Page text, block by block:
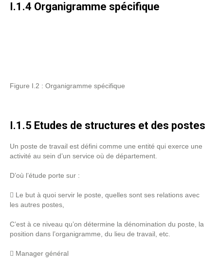
I.1.4 Organigramme spécifique
Figure I.2 : Organigramme spécifique
I.1.5 Etudes de structures et des postes
Un poste de travail est défini comme une entité qui exerce une
activité au sein d’un service où de département.
D’où l’étude porte sur :
 Le but à quoi servir le poste, quelles sont ses relations avec
les autres postes,
C’est à ce niveau qu’on détermine la dénomination du poste, la
position dans l’organigramme, du lieu de travail, etc.
 Manager général